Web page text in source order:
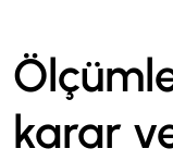
karar